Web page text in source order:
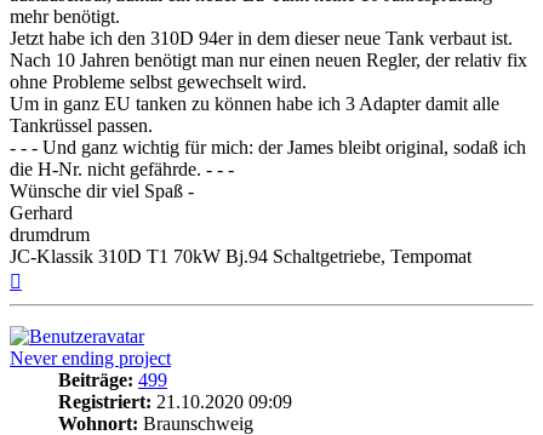
mehr benötigt.
Jetzt habe ich den 310D 94er in dem dieser neue Tank verbaut ist.
Nach 10 Jahren benötigt man nur einen neuen Regler, der relativ fix
ohne Probleme selbst gewechselt wird.
Um in ganz EU tanken zu können habe ich 3 Adapter damit alle
Tankrüssel passen.
- - - Und ganz wichtig für mich: der James bleibt original, sodaß ich
die H-Nr. nicht gefährde. - - -
Wünsche dir viel Spaß -
Gerhard
drumdrum
JC-Klassik 310D T1 70kW Bj.94 Schaltgetriebe, Tempomat
Never ending project
Beiträge: 499
Registriert: 21.10.2020 09:09
Wohnort: Braunschweig